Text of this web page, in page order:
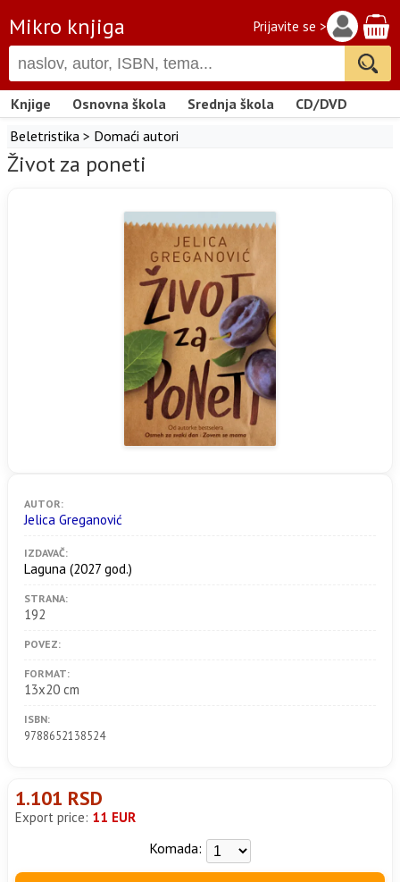
Mikro knjiga Prijavite se >
Knjige Osnovna škola Srednja škola
CD/DVD
Beletristika > Domaći autori
Život za poneti
AUTOR:
Jelica Greganović
IZDAVAČ:
Laguna (2027 god.)
STRANA:
192
POVEZ:
FORMAT:
13x20 cm
ISBN:
9788652138524
1.101 RSD
Export price: 11 EUR
Komada: